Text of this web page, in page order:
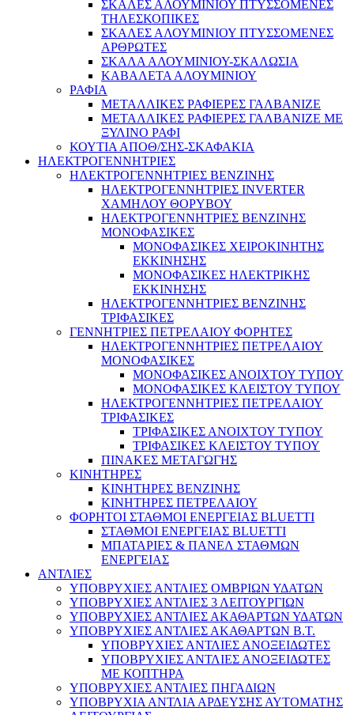
ΣΚΑΛΕΣ ΑΛΟΥΜΙΝΙΟΥ ΠΤΥΣΣΟΜΕΝΕΣ
ΤΗΛΕΣΚΟΠΙΚΕΣ
ΣΚΑΛΕΣ ΑΛΟΥΜΙΝΙΟΥ ΠΤΥΣΣΟΜΕΝΕΣ
ΑΡΘΡΩΤΕΣ
ΣΚΑΛΑ ΑΛΟΥΜΙΝΙΟΥ-ΣΚΑΛΩΣΙΑ
ΚΑΒΑΛΕΤΑ ΑΛΟΥΜΙΝΙΟΥ
ΡΑΦΙΑ
ΜΕΤΑΛΛΙΚΕΣ ΡΑΦΙΕΡΕΣ ΓΑΛΒΑΝΙΖΕ
ΜΕΤΑΛΛΙΚΕΣ ΡΑΦΙΕΡΕΣ ΓΑΛΒΑΝΙΖΕ ΜΕ
ΞΥΛΙΝΟ ΡΑΦΙ
ΚΟΥΤΙΑ ΑΠΟΘ/ΣΗΣ-ΣΚΑΦΑΚΙΑ
ΗΛΕΚΤΡΟΓΕΝΝΗΤΡΙΕΣ
ΗΛΕΚΤΡΟΓΕΝΝΗΤΡΙΕΣ ΒΕΝΖΙΝΗΣ
ΗΛΕΚΤΡΟΓΕΝΝΗΤΡΙΕΣ INVERTER
ΧΑΜΗΛΟΥ ΘΟΡΥΒΟΥ
ΗΛΕΚΤΡΟΓΕΝΝΗΤΡΙΕΣ ΒΕΝΖΙΝΗΣ
ΜΟΝΟΦΑΣΙΚΕΣ
ΜΟΝΟΦΑΣΙΚΕΣ ΧΕΙΡΟΚΙΝΗΤΗΣ
ΕΚΚΙΝΗΣΗΣ
ΜΟΝΟΦΑΣΙΚΕΣ ΗΛΕΚΤΡΙΚΗΣ
ΕΚΚΙΝΗΣΗΣ
ΗΛΕΚΤΡΟΓΕΝΝΗΤΡΙΕΣ ΒΕΝΖΙΝΗΣ
ΤΡΙΦΑΣΙΚΕΣ
ΓΕΝΝΗΤΡΙΕΣ ΠΕΤΡΕΛΑΙΟΥ ΦΟΡΗΤΕΣ
ΗΛΕΚΤΡΟΓΕΝΝΗΤΡΙΕΣ ΠΕΤΡΕΛΑΙΟΥ
ΜΟΝΟΦΑΣΙΚΕΣ
ΜΟΝΟΦΑΣΙΚΕΣ ΑΝΟΙΧΤΟΥ ΤΥΠΟΥ
ΜΟΝΟΦΑΣΙΚΕΣ ΚΛΕΙΣΤΟΥ ΤΥΠΟΥ
ΗΛΕΚΤΡΟΓΕΝΝΗΤΡΙΕΣ ΠΕΤΡΕΛΑΙΟΥ
ΤΡΙΦΑΣΙΚΕΣ
ΤΡΙΦΑΣΙΚΕΣ ΑΝΟΙΧΤΟΥ ΤΥΠΟΥ
ΤΡΙΦΑΣΙΚΕΣ ΚΛΕΙΣΤΟΥ ΤΥΠΟΥ
ΠΙΝΑΚΕΣ ΜΕΤΑΓΩΓΗΣ
ΚΙΝΗΤΗΡΕΣ
ΚΙΝΗΤΗΡΕΣ ΒΕΝΖΙΝΗΣ
ΚΙΝΗΤΗΡΕΣ ΠΕΤΡΕΛΑΙΟΥ
ΦΟΡΗΤΟΙ ΣΤΑΘΜΟΙ ΕΝΕΡΓΕΙΑΣ BLUETTI
ΣΤΑΘΜΟΙ ΕΝΕΡΓΕΙΑΣ BLUETTI
ΜΠΑΤΑΡΙΕΣ & ΠΑΝΕΛ ΣΤΑΘΜΩΝ
ΕΝΕΡΓΕΙΑΣ
ΑΝΤΛΙΕΣ
ΥΠΟΒΡΥΧΙΕΣ ΑΝΤΛΙΕΣ ΟΜΒΡΙΩΝ ΥΔΑΤΩΝ
ΥΠΟΒΡΥΧΙΕΣ ΑΝΤΛΙΕΣ 3 ΛΕΙΤΟΥΡΓΙΩΝ
ΥΠΟΒΡΥΧΙΕΣ ΑΝΤΛΙΕΣ ΑΚΑΘΑΡΤΩΝ ΥΔΑΤΩΝ
ΥΠΟΒΡΥΧΙΕΣ ΑΝΤΛΙΕΣ ΑΚΑΘΑΡΤΩΝ Β.Τ.
ΥΠΟΒΡΥΧΙΕΣ ΑΝΤΛΙΕΣ ΑΝΟΞΕΙΔΩΤΕΣ
ΥΠΟΒΡΥΧΙΕΣ ΑΝΤΛΙΕΣ ΑΝΟΞΕΙΔΩΤΕΣ
ΜΕ ΚΟΠΤΗΡΑ
ΥΠΟΒΡΥΧΙΕΣ ΑΝΤΛΙΕΣ ΠΗΓΑΔΙΩΝ
ΥΠΟΒΡΥΧΙΑ ΑΝΤΛΙΑ ΑΡΔΕΥΣΗΣ ΑΥΤΟΜΑΤΗΣ